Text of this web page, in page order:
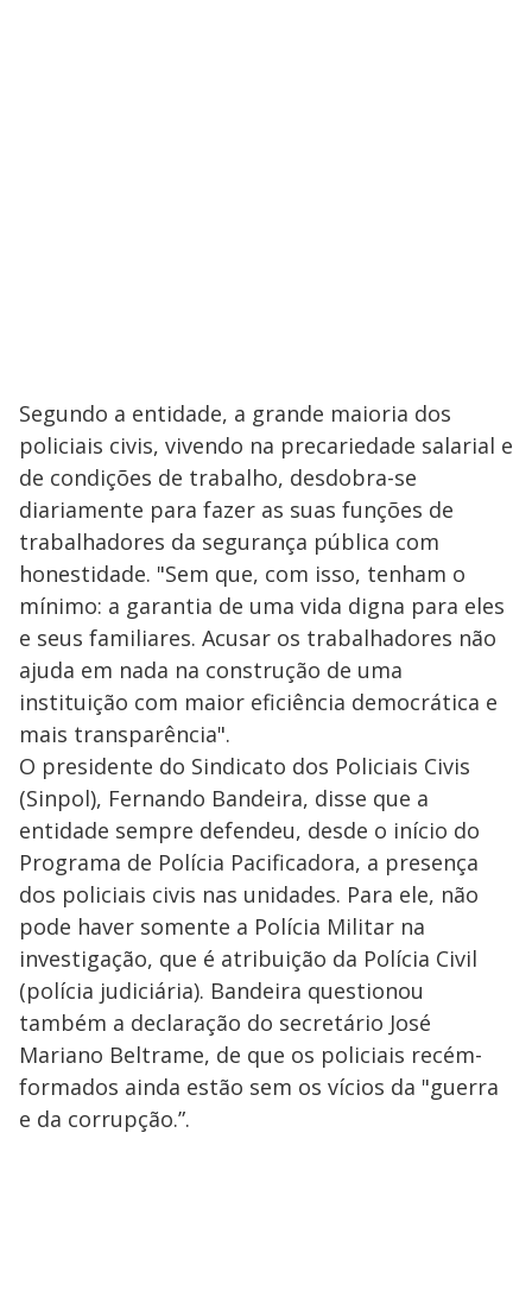
Segundo a entidade, a grande maioria dos
policiais civis, vivendo na precariedade salarial e
de condições de trabalho, desdobra-se
diariamente para fazer as suas funções de
trabalhadores da segurança pública com
honestidade. "Sem que, com isso, tenham o
mínimo: a garantia de uma vida digna para eles
e seus familiares. Acusar os trabalhadores não
ajuda em nada na construção de uma
instituição com maior eficiência democrática e
mais transparência".
O presidente do Sindicato dos Policiais Civis
(Sinpol), Fernando Bandeira, disse que a
entidade sempre defendeu, desde o início do
Programa de Polícia Pacificadora, a presença
dos policiais civis nas unidades. Para ele, não
pode haver somente a Polícia Militar na
investigação, que é atribuição da Polícia Civil
(polícia judiciária). Bandeira questionou
também a declaração do secretário José
Mariano Beltrame, de que os policiais recém-
formados ainda estão sem os vícios da "guerra
e da corrupção.”.